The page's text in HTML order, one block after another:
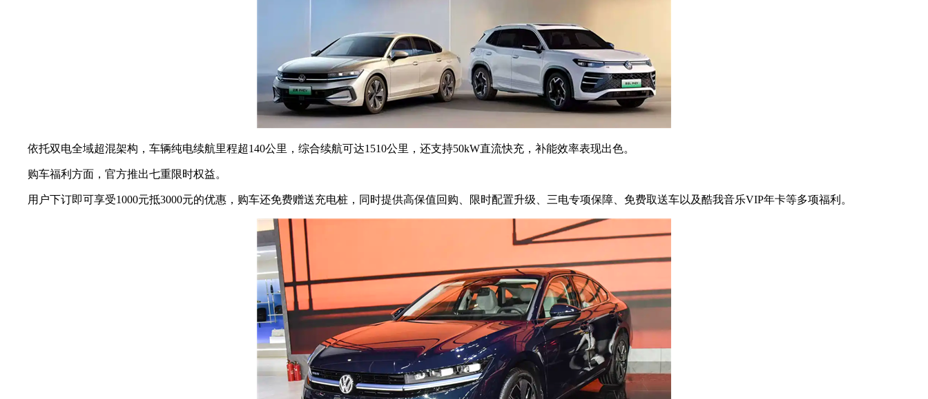
依托双电全域超混架构，车辆纯电续航里程超140公里，综合续航可达1510公里，还支持50kW直流快充，补能效率表现出色。
购车福利方面，官方推出七重限时权益。
用户下订即可享受1000元抵3000元的优惠，购车还免费赠送充电桩，同时提供高保值回购、限时配置升级、三电专项保障、免费取送车以及酷我音乐VIP年卡等多项福利。